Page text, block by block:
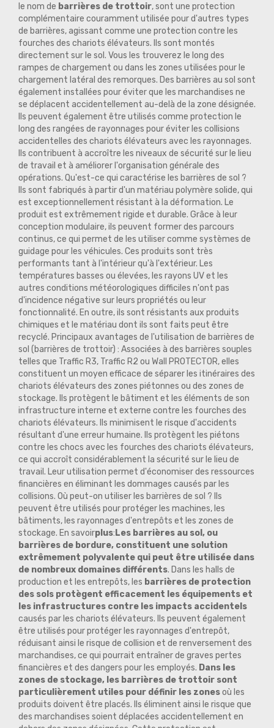
le nom de barrières de trottoir, sont une protection
complémentaire couramment utilisée pour d'autres types
de barrières, agissant comme une protection contre les
fourches des chariots élévateurs. Ils sont montés
directement sur le sol. Vous les trouverez le long des
rampes de chargement ou dans les zones utilisées pour le
chargement latéral des remorques. Des barrières au sol sont
également installées pour éviter que les marchandises ne
se déplacent accidentellement au-delà de la zone désignée.
Ils peuvent également être utilisés comme protection le
long des rangées de rayonnages pour éviter les collisions
accidentelles des chariots élévateurs avec les rayonnages.
Ils contribuent à accroître les niveaux de sécurité sur le lieu
de travail et à améliorer l'organisation générale des
opérations. Qu'est-ce qui caractérise les barrières de sol ?
Ils sont fabriqués à partir d'un matériau polymère solide, qui
est exceptionnellement résistant à la déformation. Le
produit est extrêmement rigide et durable. Grâce à leur
conception modulaire, ils peuvent former des parcours
continus, ce qui permet de les utiliser comme systèmes de
guidage pour les véhicules. Ces produits sont très
performants tant à l'intérieur qu'à l'extérieur. Les
températures basses ou élevées, les rayons UV et les
autres conditions météorologiques difficiles n'ont pas
d'incidence négative sur leurs propriétés ou leur
fonctionnalité. En outre, ils sont résistants aux produits
chimiques et le matériau dont ils sont faits peut être
recyclé. Principaux avantages de l'utilisation de barrières de
sol (barrières de trottoir) : Associées à des barrières souples
telles que Traffic R3, Traffic R2 ou Wall PROTECTOR, elles
constituent un moyen efficace de séparer les itinéraires des
chariots élévateurs des zones piétonnes ou des zones de
stockage. Ils protègent le bâtiment et les éléments de son
infrastructure interne et externe contre les fourches des
chariots élévateurs. Ils minimisent le risque d'accidents
résultant d'une erreur humaine. Ils protègent les piétons
contre les chocs avec les fourches des chariots élévateurs,
ce qui accroît considérablement la sécurité sur le lieu de
travail. Leur utilisation permet d'économiser des ressources
financières en éliminant les dommages causés par les
collisions. Où peut-on utiliser les barrières de sol ? Ils
peuvent être utilisés pour protéger les machines, les
bâtiments, les rayonnages d'entrepôts et les zones de
stockage. En savoirplus: Les barrières au sol, ou
barrières de bordure, constituent une solution
extrêmement polyvalente qui peut être utilisée dans
de nombreux domaines différents. Dans les halls de
production et les entrepôts, les barrières de protection
des sols protègent efficacement les équipements et
les infrastructures contre les impacts accidentels
causés par les chariots élévateurs. Ils peuvent également
être utilisés pour protéger les rayonnages d'entrepôt,
réduisant ainsi le risque de collision et de renversement des
marchandises, ce qui pourrait entraîner de graves pertes
financières et des dangers pour les employés. Dans les
zones de stockage, les barrières de trottoir sont
particulièrement utiles pour définir les zonesoù les
produits doivent être placés. Ils éliminent ainsi le risque que
des marchandises soient déplacées accidentellement en